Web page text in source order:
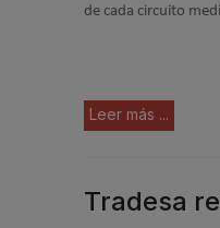
de cada circuito
Leer más ...
Tradesa